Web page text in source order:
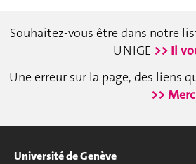
Souhaitez-vous être dans notre
UNIGE >> Il
Une erreur sur la page, des liens
>>
Université de Genève